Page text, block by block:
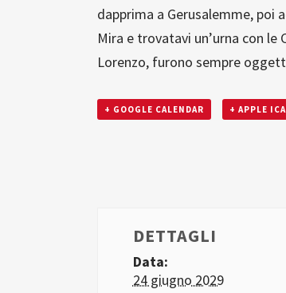
dapprima a Gerusalemme, poi
Mira e trovatavi un’urna con
Lorenzo, furono sempre
+ GOOGLE CALENDAR + APPLE
DETTAGLI
Data:
24 giugno 2029